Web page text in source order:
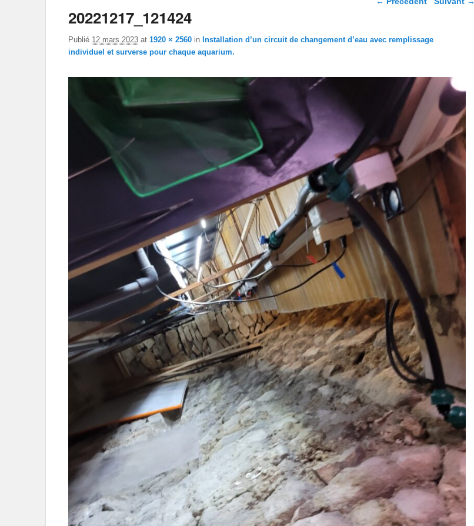
20221217_121424
Publié 12 mars 2023 at 1920 × 2560 in Installation d’un circuit de changement d’eau avec remplissage
individuel et surverse pour chaque aquarium.